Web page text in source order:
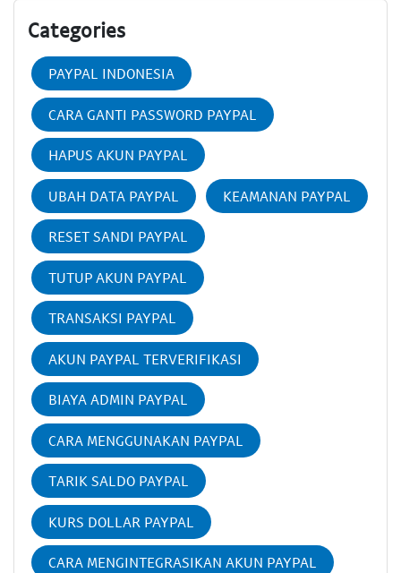
Categories
PAYPAL INDONESIA
CARA GANTI PASSWORD PAYPAL
HAPUS AKUN PAYPAL
UBAH DATA PAYPAL KEAMANAN PAYPAL
RESET SANDI PAYPAL
TUTUP AKUN PAYPAL
TRANSAKSI PAYPAL
AKUN PAYPAL TERVERIFIKASI
BIAYA ADMIN PAYPAL
CARA MENGGUNAKAN PAYPAL
TARIK SALDO PAYPAL
KURS DOLLAR PAYPAL
CARA MENGINTEGRASIKAN AKUN PAYPAL